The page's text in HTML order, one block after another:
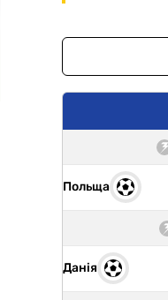
Польща
Данія